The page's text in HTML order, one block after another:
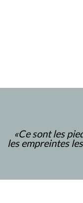
«Ce sont les
les empreintes